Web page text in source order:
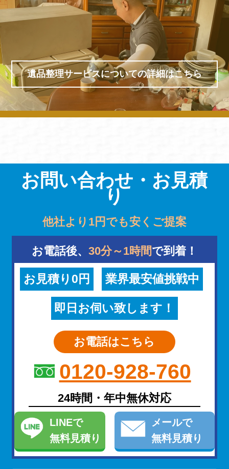
遺品整理サービスについての詳細はこちら
お問い合わせ・お見積
り
他社より1円でも安くご提案
お電話後、 30分～1時間で到着！
お見積り0円 業界最安値挑戦中
即日お伺い致します！
お電話はこちら
0120-928-760
24時間・年中無休対応
LINEで
無料見積り
メールで
無料見積り